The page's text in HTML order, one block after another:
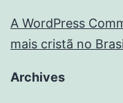
A WordPress
mais cristã no
Archives